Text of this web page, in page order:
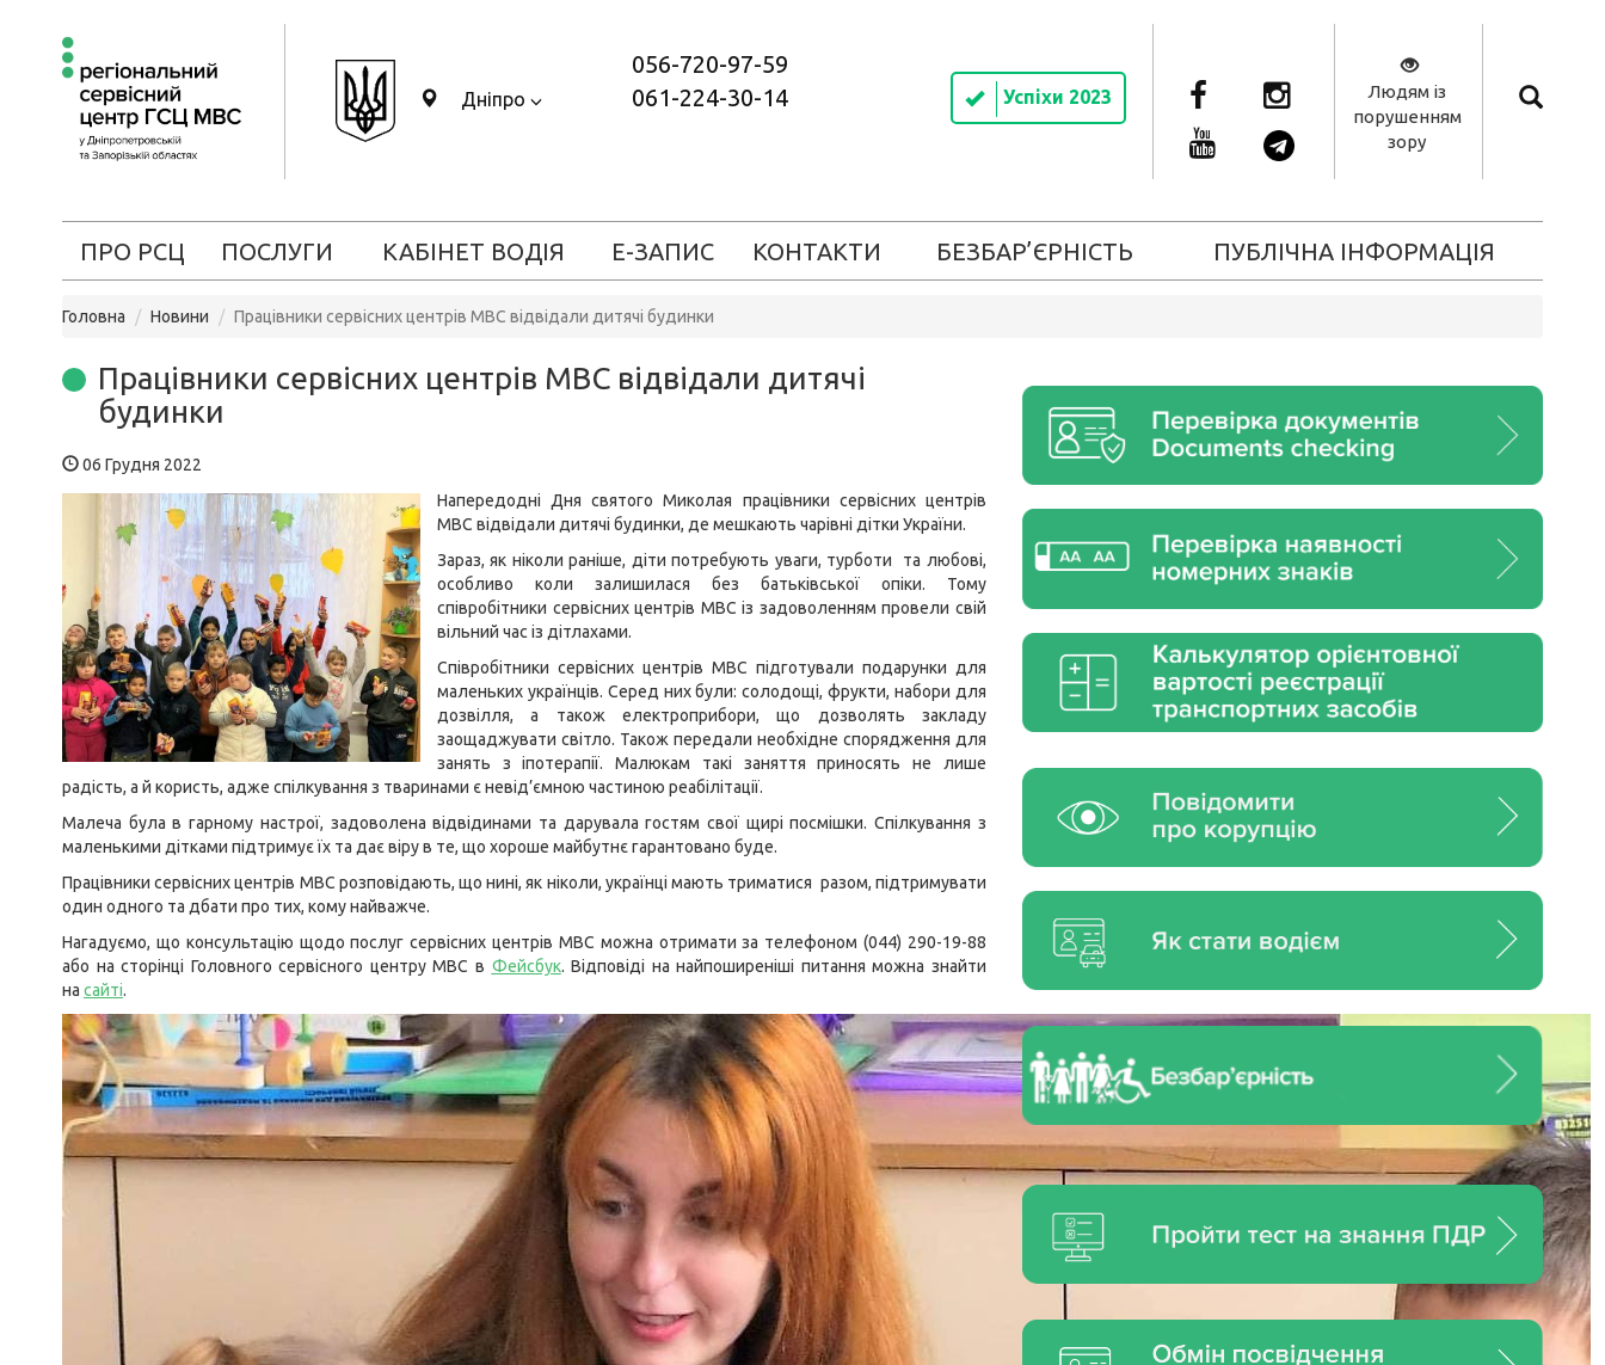
Дніпро
056-720-97-59
061-224-30-14
Успіхи 2023
Людям із
порушенням
зору
ПРО РСЦ ПОСЛУГИ КАБІНЕТ ВОДІЯ Е-ЗАПИС КОНТАКТИ БЕЗБАР’ЄРНІСТЬ ПУБЛІЧНА ІНФОРМАЦІЯ
Головна Новини Працівники сервісних центрів МВС відвідали дитячі будинки
Працівники сервісних центрів МВС відвідали дитячі
будинки
06 Грудня 2022
Напередодні Дня святого Миколая працівники сервісних центрів
МВС відвідали дитячі будинки, де мешкають чарівні дітки України.
Зараз, як ніколи раніше, діти потребують уваги, турботи та любові,
особливо коли залишилася без батьківської опіки. Тому
співробітники сервісних центрів МВС із задоволенням провели свій
вільний час із дітлахами.
Співробітники сервісних центрів МВС підготували подарунки для
маленьких українців. Серед них були: солодощі, фрукти, набори для
дозвілля, а також електроприбори, що дозволять закладу
заощаджувати світло. Також передали необхідне спорядження для
занять з іпотерапії. Малюкам такі заняття приносять не лише
радість, а й користь, адже спілкування з тваринами є невід’ємною частиною реабілітації.
Малеча була в гарному настрої, задоволена відвідинами та дарувала гостям свої щирі посмішки. Спілкування з
маленькими дітками підтримує їх та дає віру в те, що хороше майбутнє гарантовано буде.
Працівники сервісних центрів МВС розповідають, що нині, як ніколи, українці мають триматися разом, підтримувати
один одного та дбати про тих, кому найважче.
Нагадуємо, що консультацію щодо послуг сервісних центрів МВС можна отримати за телефоном (044) 290-19-88
або на сторінці Головного сервісного центру МВС в Фейсбук. Відповіді на найпоширеніші питання можна знайти
на сайті.